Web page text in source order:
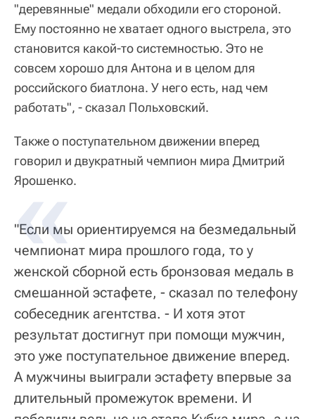
"деревянные" медали обходили его стороной.
Ему постоянно не хватает одного выстрела, это
становится какой-то системностью. Это не
совсем хорошо для Антона и в целом для
российского биатлона. У него есть, над чем
работать", - сказал Польховский.
Также о поступательном движении вперед
говорил и двукратный чемпион мира Дмитрий
Ярошенко.
"Если мы ориентируемся на безмедальный
чемпионат мира прошлого года, то у
женской сборной есть бронзовая медаль в
смешанной эстафете, - сказал по телефону
собеседник агентства. - И хотя этот
результат достигнут при помощи мужчин,
это уже поступательное движение вперед.
А мужчины выиграли эстафету впервые за
длительный промежуток времени. И